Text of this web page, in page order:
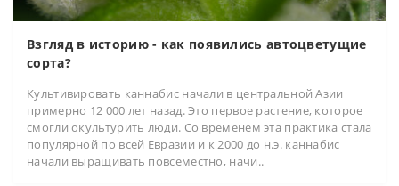
Взгляд в историю - как появились автоцветущие
сорта?
Культивировать каннабис начали в центральной Азии
примерно 12 000 лет назад. Это первое растение, которое
смогли окультурить люди. Со временем эта практика стала
популярной по всей Евразии и к 2000 до н.э. каннабис
начали выращивать повсеместно, начи..